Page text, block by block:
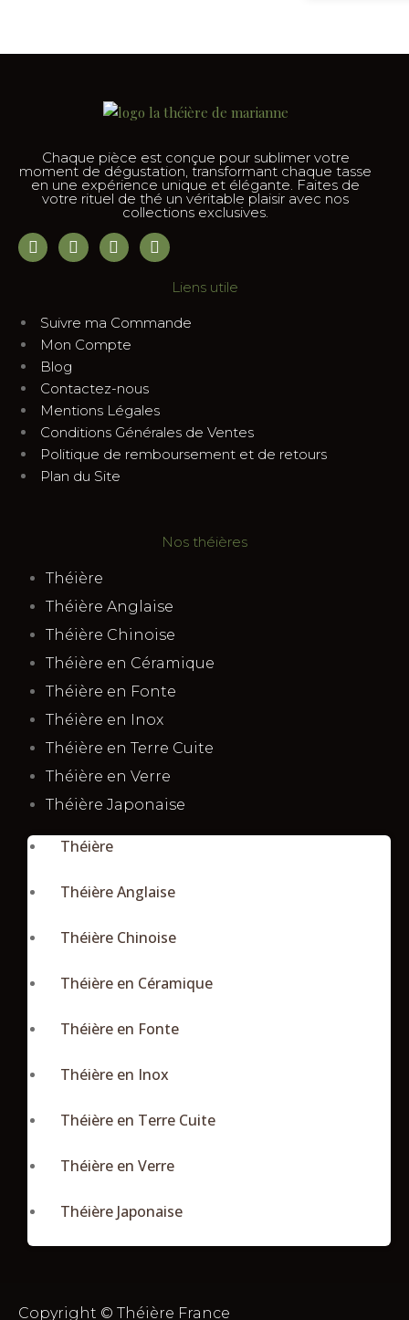
Chaque pièce est conçue pour sublimer votre
moment de dégustation, transformant chaque tasse
en une expérience unique et élégante. Faites de
votre rituel de thé un véritable plaisir avec nos
collections exclusives.
Liens utile
Suivre ma Commande
Mon Compte
Blog
Contactez-nous
Mentions Légales
Conditions Générales de Ventes
Politique de remboursement et de retours
Plan du Site
Nos théières
Théière
Théière Anglaise
Théière Chinoise
Théière en Céramique
Théière en Fonte
Théière en Inox
Théière en Terre Cuite
Théière en Verre
Théière Japonaise
Théière
Théière Anglaise
Théière Chinoise
Théière en Céramique
Théière en Fonte
Théière en Inox
Théière en Terre Cuite
Théière en Verre
Théière Japonaise
Copyright © Théière France